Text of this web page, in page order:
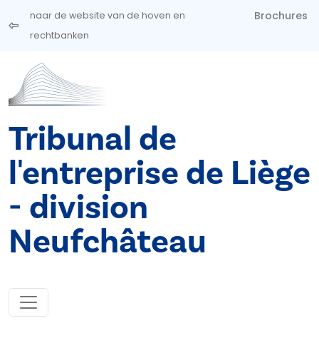
Overslaan en naar de inhoud gaan
naar de website van de hoven en
rechtbanken
Brochures
Tribunal de
l'entreprise de Liège
- division
Neufchâteau